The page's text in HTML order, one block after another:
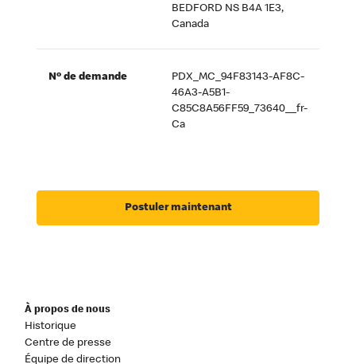
BEDFORD NS B4A 1E3,
Canada
Nº de demande
PDX_MC_94F83143-AF8C-
46A3-A5B1-
C85C8A56FF59_73640__fr-
Ca
Postuler maintenant
À propos de nous
Historique
Centre de presse
Équipe de direction